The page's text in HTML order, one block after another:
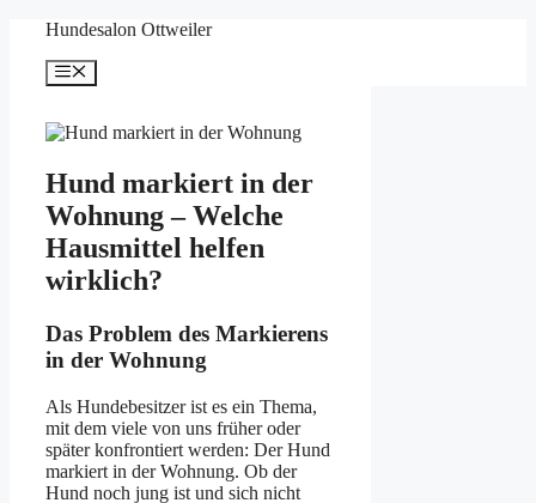
springen
Hundesalon Ottweiler
Menü
Hund markiert in der
Wohnung – Welche
Hausmittel helfen
wirklich?
Das Problem des Markierens
in der Wohnung
Als Hundebesitzer ist es ein Thema,
mit dem viele von uns früher oder
später konfrontiert werden: Der Hund
markiert in der Wohnung. Ob der
Hund noch jung ist und sich nicht